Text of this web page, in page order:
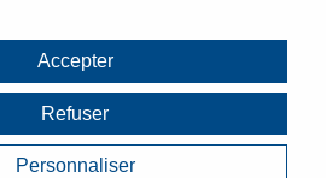
VenteAccepter
Refuser
Personnaliser